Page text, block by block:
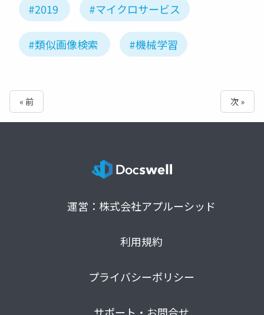
#2019 #マイクロサービス
#類似画像検索 #機械学習
« 前 次 »
運営：株式会社アプルーシッド
利用規約
プライバシーポリシー